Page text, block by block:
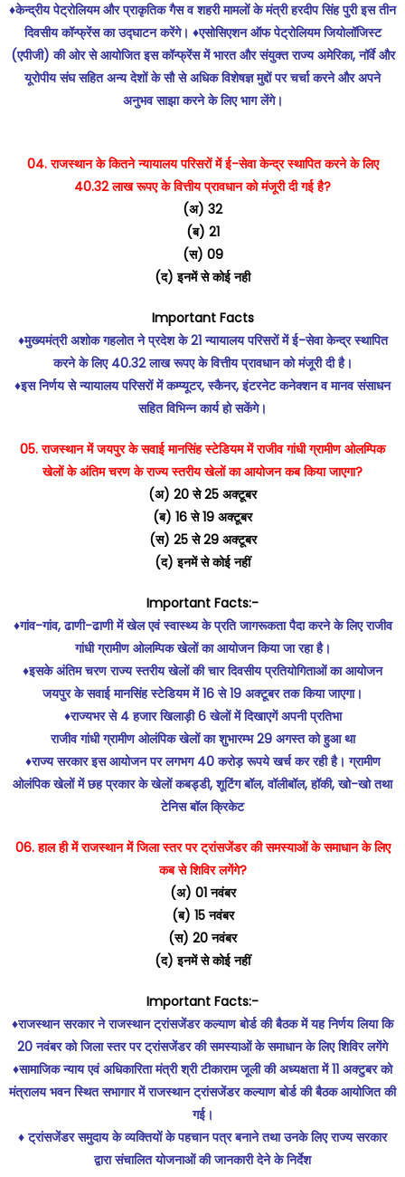
♦️केन्द्रीय पेट्रोलियम और प्राकृतिक गैस व शहरी मामलों के मंत्री हरदीप सिंह पुरी इस तीन
दिवसीय कॉन्फ्रेंस का उद्घाटन करेंगे। ♦️एसोसिएशन ऑफ पेट्रोलियम जियोलॉजिस्ट
(एपीजी) की ओर से आयोजित इस कॉन्फ्रेंस में भारत और संयुक्त राज्य अमेरिका, नॉर्वे और
यूरोपीय संघ सहित अन्य देशों के सौ से अधिक विशेषज्ञ मुद्दों पर चर्चा करने और अपने
अनुभव साझा करने के लिए भाग लेंगे।
04. राजस्थान के कितने न्यायालय परिसरों में ई-सेवा केन्द्र स्थापित करने के लिए
40.32 लाख रूपए के वित्तीय प्रावधान को मंजूरी दी गई है?
(अ) 32
(ब) 21
(स) 09
(द) इनमें से कोई नही
Important Facts
♦️मुख्यमंत्री अशोक गहलोत ने प्रदेश के 21 न्यायालय परिसरों में ई-सेवा केन्द्र स्थापित
करने के लिए 40.32 लाख रूपए के वित्तीय प्रावधान को मंजूरी दी है।
♦️इस निर्णय से न्यायालय परिसरों में कम्प्यूटर, स्कैनर, इंटरनेट कनेक्शन व मानव संसाधन
सहित विभिन्न कार्य हो सकेंगे।
05. राजस्थान में जयपुर के सवाई मानसिंह स्टेडियम में राजीव गांधी ग्रामीण ओलम्पिक
खेलों के अंतिम चरण के राज्य स्तरीय खेलों का आयोजन कब किया जाएगा?
(अ) 20 से 25 अक्टूबर
(ब) 16 से 19 अक्टूबर
(स) 25 से 29 अक्टूबर
(द) इनमें से कोई नहीं
Important Facts:-
♦️गांव-गांव, ढाणी-ढाणी में खेल एवं स्वास्थ्य के प्रति जागरूकता पैदा करने के लिए राजीव
गांधी ग्रामीण ओलम्पिक खेलों का आयोजन किया जा रहा है।
♦️इसके अंतिम चरण राज्य स्तरीय खेलों की चार दिवसीय प्रतियोगिताओं का आयोजन
जयपुर के सवाई मानसिंह स्टेडियम में 16 से 19 अक्टूबर तक किया जाएगा।
♦️राज्यभर से 4 हजार खिलाड़ी 6 खेलों में दिखाएगें अपनी प्रतिभा
राजीव गांधी ग्रामीण ओलंपिक खेलों का शुभारम्भ 29 अगस्त को हुआ था
♦️राज्य सरकार इस आयोजन पर लगभग 40 करोड़ रूपये खर्च कर रही है। ग्रामीण
ओलंपिक खेलों में छह प्रकार के खेलों कबड्डी, शूटिंग बॉल, वॉलीबॉल, हॉकी, खो-खो तथा
टेनिस बॉल क्रिकेट
06. हाल ही में राजस्थान में जिला स्तर पर ट्रांसजेंडर की समस्याओं के समाधान के लिए
कब से शिविर लगेंगे?
(अ) 01 नवंबर
(ब) 15 नवंबर
(स) 20 नवंबर
(द) इनमें से कोई नहीं
Important Facts:-
♦️राजस्थान सरकार ने राजस्थान ट्रांसजेंडर कल्याण बोर्ड की बैठक में यह निर्णय लिया कि
20 नवंबर को जिला स्तर पर ट्रांसजेंडर की समस्याओं के समाधान के लिए शिविर लगेंगे
♦️सामाजिक न्याय एवं अधिकारिता मंत्री श्री टीकाराम जूली की अध्यक्षता में 11 अक्टुबर को
मंत्रालय भवन स्थित सभागार में राजस्थान ट्रांसजेंडर कल्याण बोर्ड की बैठक आयोजित की
गई।
♦️ ट्रांसजेंडर समुदाय के व्यक्तियों के पहचान पत्र बनाने तथा उनके लिए राज्य सरकार
द्वारा संचालित योजनाओं की जानकारी देने के निर्देश